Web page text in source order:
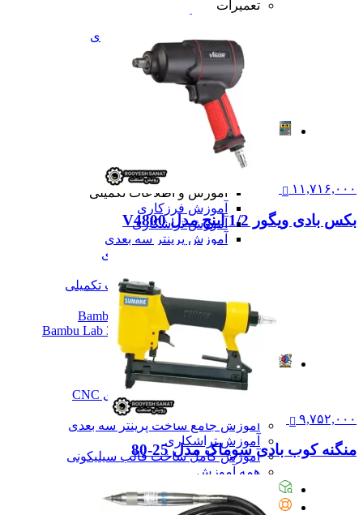
تعمیرات
تعمیرات دستگاه اسکن سه بعدی
تعمیرات دستگاه پرینتر 3D
تعمیرات دستگاه برش لیزر
تعمیرات دستگاه تراشکاری
تعمیرات دستگاه فرزکاری
همه تعمیرات
مقالات
مقالات
مقایسه دستگاه های صنعتی
آموزش و اطلاعات تکمیلی
آموزش و اطلاعات تکمیلی
آموزش فرزکاری
آموزش تراشکاری
آموزش پرینتر سه بعدی
آموزش اسکنر سه بعدی
همه آموزش و اطلاعات تکمیلی
اخبار
نمایندگی پرینتر ۳ بعدی Bambu Lab
Bambu Lab 3D Printer Official Distributor
همه مقالات
آموزش
آموزش
آموزش نرم‌افزار G-code برای CNC
آموزش نرم‌افزار سالیدورک
آموزش جامع ساخت پرینتر سه بعدی
آموزش تراشکاری
آموزش کامل ساخت قالب سیلیکونی
همه آموزش
پیگیری سفارشات
تماس با ما
۱۱,۷۱۶,۰۰۰
بکس بادی ویگور 1/2 اینچ مدل V4800
۹,۷۵۲,۰۰۰
منگنه کوب بادی سوماک مدل 25-80